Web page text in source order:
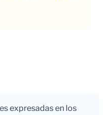
expresadas en los